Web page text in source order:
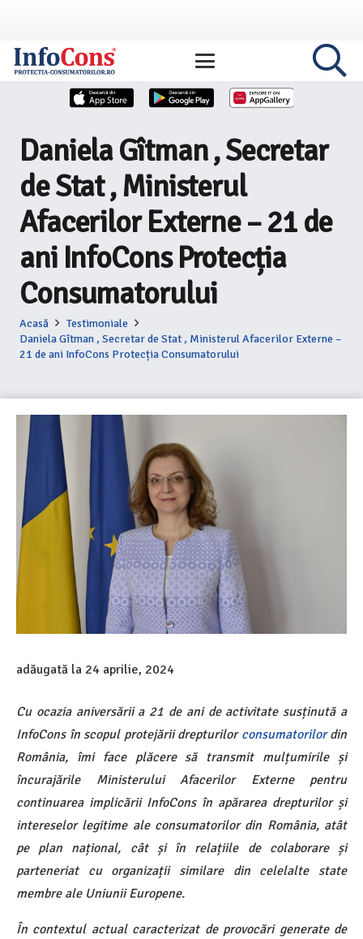
Daniela Gîtman , Secretar
de Stat , Ministerul
Afacerilor Externe – 21 de
ani InfoCons Protecția
Consumatorului
Acasă
Testimoniale
Daniela Gîtman , Secretar de Stat , Ministerul Afacerilor Externe –
21 de ani InfoCons Protecția Consumatorului
adăugată la 24 aprilie, 2024
Cu ocazia aniversării a 21 de ani de activitate susținută a
InfoCons în scopul protejării drepturilor consumatorilordin
România, îmi face plăcere să transmit mulțumirile și
încurajările Ministerului Afacerilor Externe pentru
continuarea implicării InfoCons în apărarea drepturilor și
intereselor legitime ale consumatorilor din România, atât
pe plan național, cât și în relațiile de colaborare și
parteneriat cu organizații similare din celelalte state
membre ale Uniunii Europene.
În contextul actual caracterizat de provocări generate de